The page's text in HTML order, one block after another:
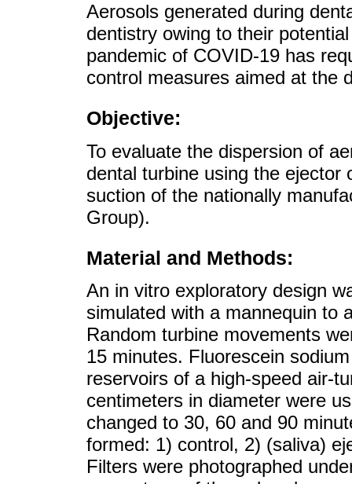
Aerosols generated during
dentistry owing to their
pandemic of COVID-19 has
control measures aimed at the
Objective:
To evaluate the dispersion of
dental turbine using the ejector
suction of the nationally
Group).
Material and Methods:
An in vitro exploratory design
simulated with a mannequin to
Random turbine movements
15 minutes. Fluorescein
reservoirs of a high-speed air-
centimeters in diameter were
changed to 30, 60 and 90
formed: 1) control, 2) (saliva)
Filters were photographed